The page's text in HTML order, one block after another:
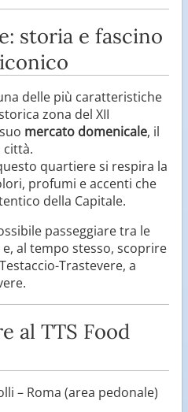
storia e fascino
delle più caratteristiche
zona del XII
mercato domenicale, il
città.
quartiere si respira la
profumi e accenti che
della Capitale.
passeggiare tra le
al tempo stesso, scoprire
Trastevere, a
al TTS Food
– Roma (area pedonale)